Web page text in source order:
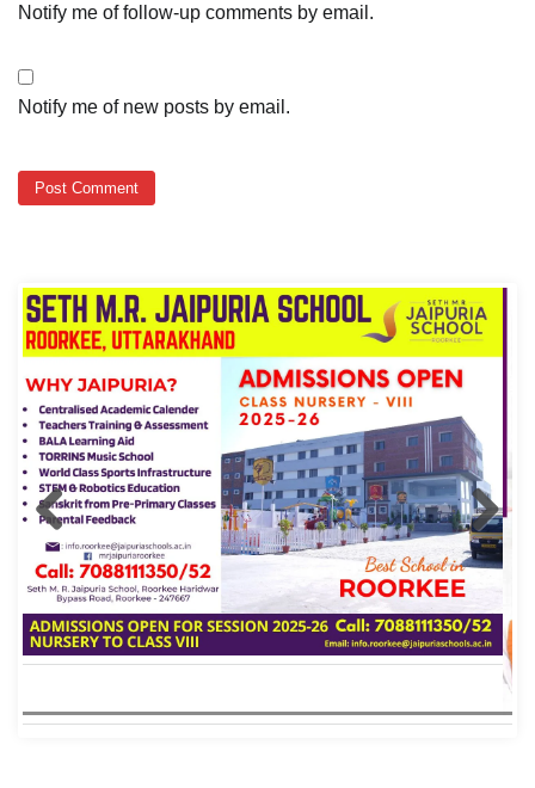
Notify me of follow-up comments by email.
Notify me of new posts by email.